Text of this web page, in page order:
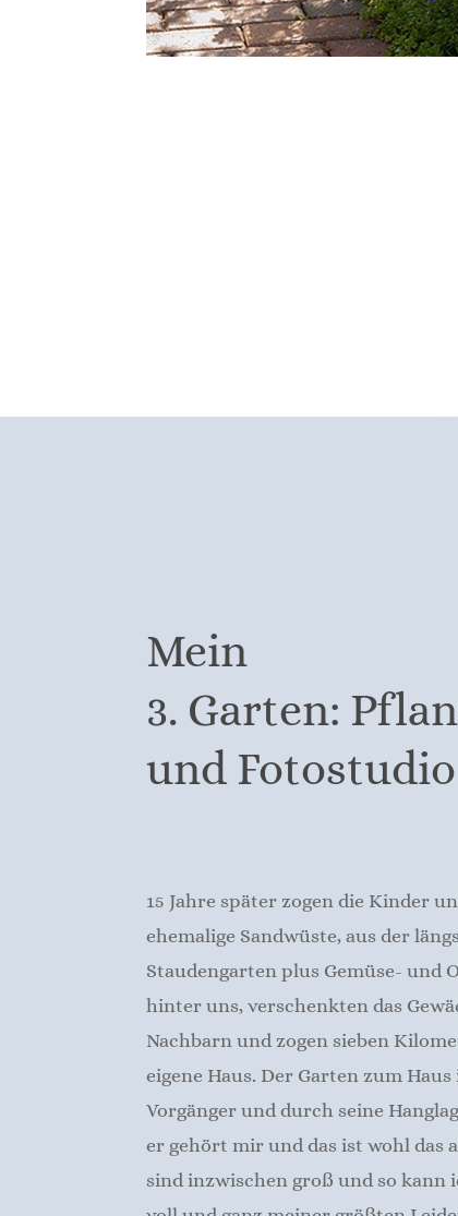
Mein
3. Garten:
und
15 Jahre später zogen die Kinder
ehemalige Sandwüste, aus der
Staudengarten plus Gemüse- und
hinter uns, verschenkten das
Nachbarn und zogen sieben
eigene Haus. Der Garten zum
Vorgänger und durch seine
er gehört mir und das ist wohl das
sind inzwischen groß und so kann